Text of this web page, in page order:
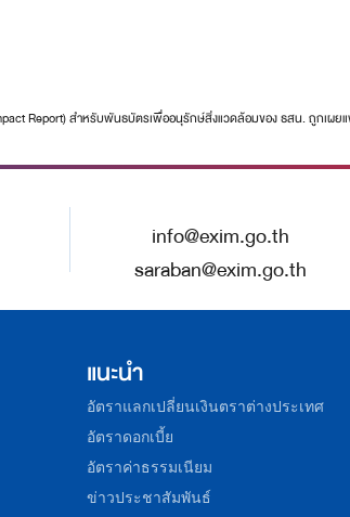
Report) สำหรับพันธบัตรเพื่ออนุรักษ์สิ่งแวดล้อมของ ธสน. ถูกเผย
info@exim.go.th
saraban@exim.go.th
แนะนำ
อัตราแลกเปลี่ยนเงินตราต่างประเทศ
อัตราดอกเบี้ย
อัตราค่าธรรมเนียม
ข่าวประชาสัมพันธ์